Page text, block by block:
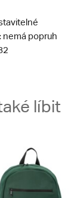
nemá popruh
líbit